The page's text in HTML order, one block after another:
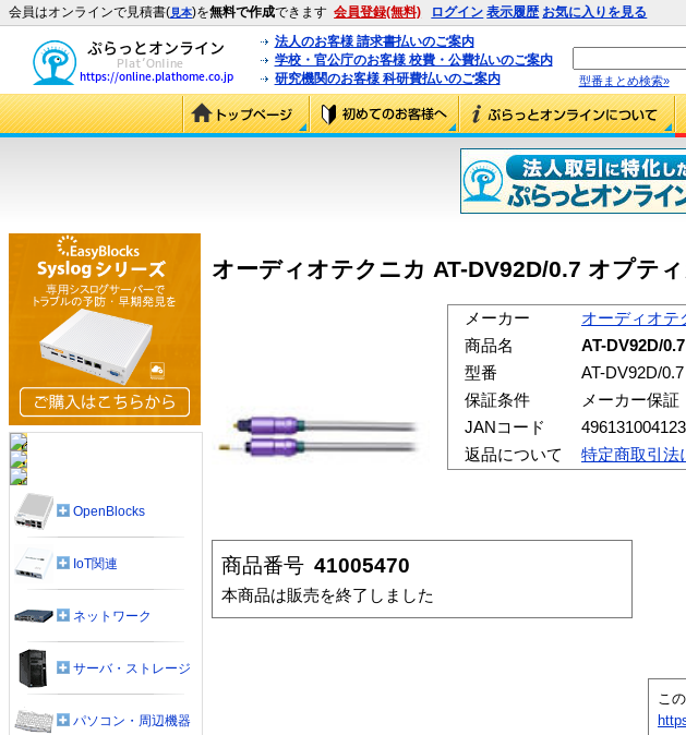
会員はオンラインで見積書(見本)を無料で作成できます 会員登録(無料) ログイン 表示履歴 お気に入りを見る
法人のお客様 請求書払いのご案内
学校・官公庁のお客様 校費・公費払いのご案内
研究機関のお客様 科研費払いのご案内
型番まとめ検索»
オーディオテクニカ AT-DV92D/0.7 オプテ
メーカー
オーディオテ
商品名
AT-DV92D/
型番
AT-DV92D/0.7
保証条件
メーカー保証
JANコード
返品について
特定商取引法
商品番号 41005470
本商品は販売を終了しました
こ
OpenBlocks
IoT関連
ネットワーク
サーバ・ストレージ
パソコン・周辺機器